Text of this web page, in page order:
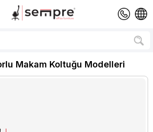
Makam Koltuğu Modelleri